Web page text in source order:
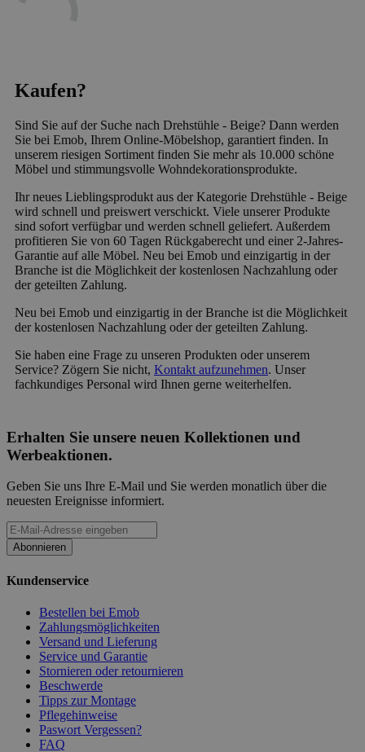
Kaufen?
Sind Sie auf der Suche nach Drehstühle - Beige? Dann werden
Sie bei Emob, Ihrem Online-Möbelshop, garantiert finden. In
unserem riesigen Sortiment finden Sie mehr als 10.000 schöne
Möbel und stimmungsvolle Wohndekorationsprodukte.
Ihr neues Lieblingsprodukt aus der Kategorie Drehstühle - Beige
wird schnell und preiswert verschickt. Viele unserer Produkte
sind sofort verfügbar und werden schnell geliefert. Außerdem
profitieren Sie von 60 Tagen Rückgaberecht und einer 2-Jahres-
Garantie auf alle Möbel. Neu bei Emob und einzigartig in der
Branche ist die Möglichkeit der kostenlosen Nachzahlung oder
der geteilten Zahlung.
Neu bei Emob und einzigartig in der Branche ist die Möglichkeit
der kostenlosen Nachzahlung oder der geteilten Zahlung.
Sie haben eine Frage zu unseren Produkten oder unserem
Service? Zögern Sie nicht, Kontakt aufzunehmen. Unser
fachkundiges Personal wird Ihnen gerne weiterhelfen.
Erhalten Sie unsere neuen Kollektionen und
Werbeaktionen.
Geben Sie uns Ihre E-Mail und Sie werden monatlich über die
neuesten Ereignisse informiert.
Abonnieren
Kundenservice
Bestellen bei Emob
Zahlungsmöglichkeiten
Versand und Lieferung
Service und Garantie
Stornieren oder retournieren
Beschwerde
Tipps zur Montage
Pflegehinweise
Paswort Vergessen?
FAQ